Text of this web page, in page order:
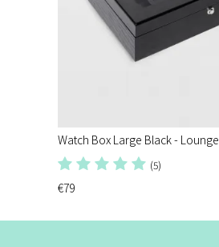
Watch Box Large Black - Lounge
(5)
€79